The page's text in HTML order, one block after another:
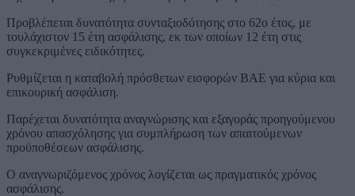
Προβλέπεται δυνατότητα συνταξιοδότησης στο 62ο έτος, με
τουλάχιστον 15 έτη ασφάλισης, εκ των οποίων 12 έτη στις
συγκεκριμένες ειδικότητες.
Ρυθμίζεται η καταβολή πρόσθετων εισφορών ΒΑΕ για κύρια και
επικουρική ασφάλιση.
Παρέχεται δυνατότητα αναγνώρισης και εξαγοράς προηγούμενου
χρόνου απασχόλησης για συμπλήρωση των απαιτούμενων
προϋποθέσεων ασφάλισης.
Ο αναγνωριζόμενος χρόνος λογίζεται ως πραγματικός χρόνος
ασφάλισης.